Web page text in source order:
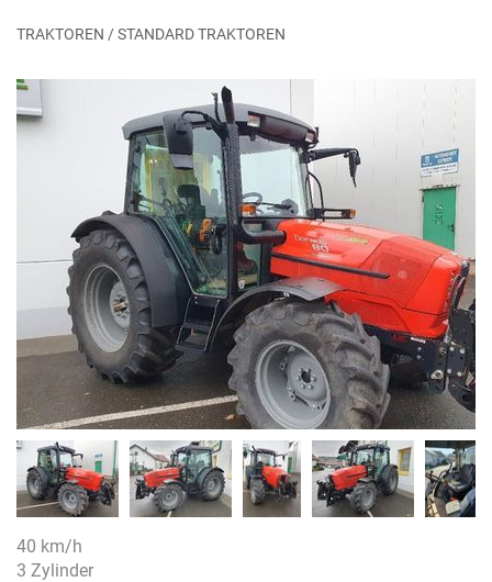
TRAKTOREN / STANDARD TRAKTOREN
40 km/h
3 Zylinder